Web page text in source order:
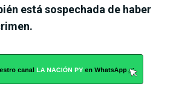
está sospechada de haber